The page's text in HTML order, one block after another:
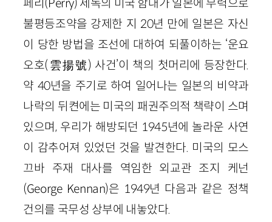
페리(Perry) 제독의 미국 함대가 일본에 무력으로
불평등조약을 강제한 지 20년 만에 일본은 자신
이 당한 방법을 조선에 대하여 되풀이하는 ‘운요
오호(雲揚號) 사건’이 책의 첫머리에 등장한다.
약 40년을 주기로 하여 일어나는 일본의 비약과
나락의 뒤켠에는 미국의 패권주의적 책략이 스며
있으며, 우리가 해방되던 1945년에 놀라운 사연
이 감추어져 있었던 것을 발견한다. 미국의 모스
끄바 주재 대사를 역임한 외교관 조지 케넌
(George Kennan)은 1949년 다음과 같은 정책
건의를 국무성 상부에 내놓았다.